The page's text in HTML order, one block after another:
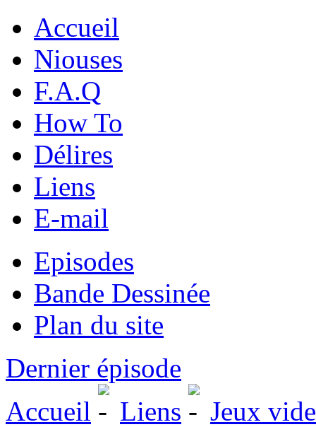
Accueil
Niouses
F.A.Q
How To
Délires
Liens
E-mail
Episodes
Bande Dessinée
Plan du site
Dernier épisode
Accueil
Liens
Jeux